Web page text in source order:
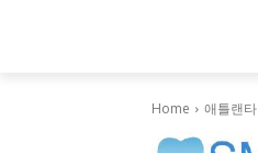
Home 애틀랜타